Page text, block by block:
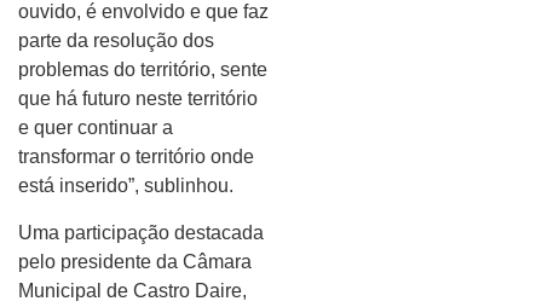
ouvido, é envolvido e que faz
parte da resolução dos
problemas do território, sente
que há futuro neste território
e quer continuar a
transformar o território onde
está inserido”, sublinhou.
Uma participação destacada
pelo presidente da Câmara
Municipal de Castro Daire,